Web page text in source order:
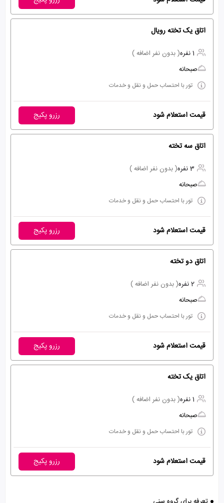
اتاق یک تخته رویال
1 نفره
( بدون نفر اضافه )
صبحانه
تور با احتساب حمل و نقل و خدمات
قیمت استعلام شود رزرو پکیج
اتاق سه تخته
3 نفره
( بدون نفر اضافه )
صبحانه
تور با احتساب حمل و نقل و خدمات
قیمت استعلام شود رزرو پکیج
اتاق دو تخته
2 نفره
( بدون نفر اضافه )
صبحانه
تور با احتساب حمل و نقل و خدمات
قیمت استعلام شود رزرو پکیج
اتاق یک تخته
1 نفره
( بدون نفر اضافه )
صبحانه
تور با احتساب حمل و نقل و خدمات
قیمت استعلام شود رزرو پکیج